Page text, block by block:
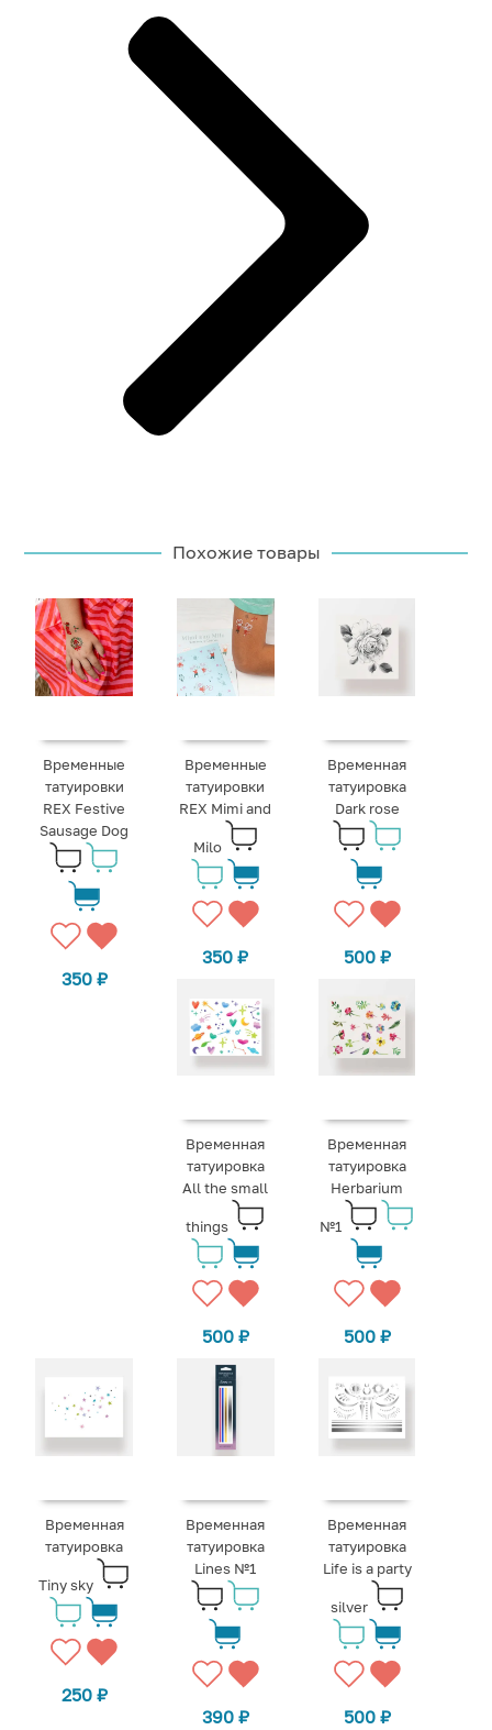
Похожие товары
Временные
татуировки
REX Festive
Sausage Dog
350 ₽
Временные
татуировки
REX Mimi and
Milo
350₽
Временная
татуировка
Dark rose
500 ₽
Временная
татуировка
All the small
things
500 ₽
Временная
татуировка
Herbarium
№1
500 ₽
Временная
татуировка
Tiny sky
250 ₽
Временная
татуировка
Lines №1
390 ₽
Временная
татуировка
Life is a party
silver
500 ₽